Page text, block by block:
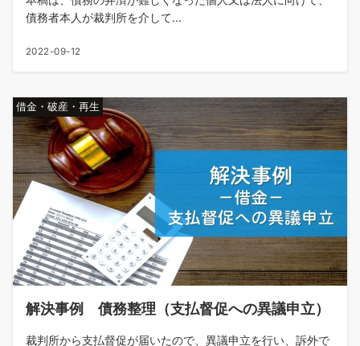
債務者本人が裁判所を介して...
2022-09-12
借金・破産・再生
解決事例 債務整理（支払督促への異議申立）
裁判所から支払督促が届いたので、異議申立を行い、訴外で